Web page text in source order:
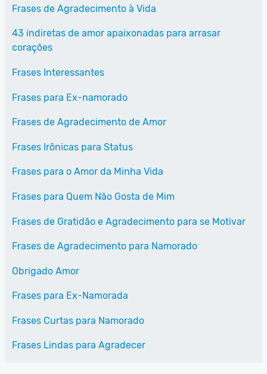
Frases de Agradecimento à Vida
43 indiretas de amor apaixonadas para arrasar
corações
Frases Interessantes
Frases para Ex-namorado
Frases de Agradecimento de Amor
Frases Irônicas para Status
Frases para o Amor da Minha Vida
Frases para Quem Não Gosta de Mim
Frases de Gratidão e Agradecimento para se Motivar
Frases de Agradecimento para Namorado
Obrigado Amor
Frases para Ex-Namorada
Frases Curtas para Namorado
Frases Lindas para Agradecer